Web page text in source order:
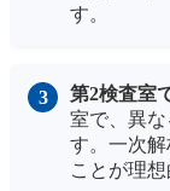
す。
第2検査室
室で、異
す。一次
ことが理想